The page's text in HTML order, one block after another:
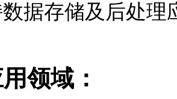
据存储及后处理
领域：